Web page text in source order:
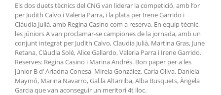
Els dos duets tècnics del CNG van liderar la competició, amb l’or
per Judith Calvo i Valeria Parra, i la plata per Irene Garrido i
Clàudia Julià, amb Regina Casino com a reserva. En equip tècnic,
les júniors A van proclamar-se campiones de la jornada, amb un
conjunt integrat per Judith Calvo, Claudia Julià, Martina Gras, June
Retana, Clàudia Solé, Alice Gallardo, Valeria Parra i Irene Garrido.
Reserves: Regina Casino i Marina Andrés. Bon paper per a les
júnior B d’ Ariadna Conesa, Mireia González, Carla Oliva, Daniela
Maymó, Marina Navarro, Gal.la Altarriba, Alba Busquets, Àngela
Garcia que van aconseguir un meritori 4t lloc.